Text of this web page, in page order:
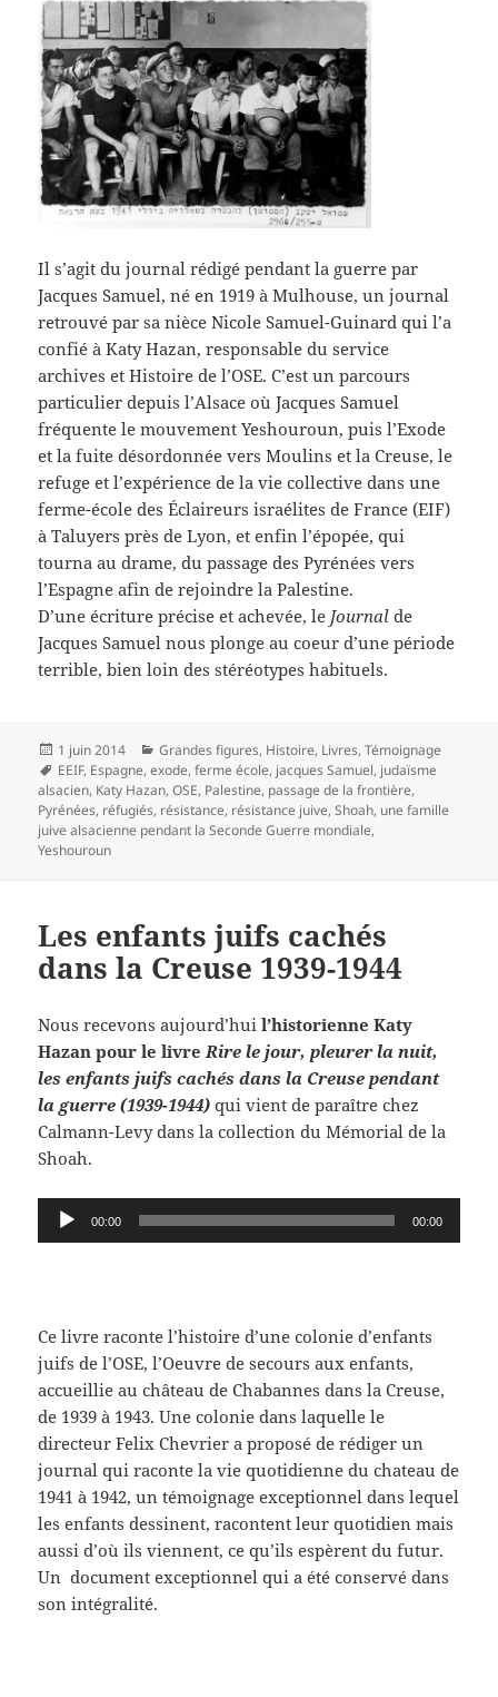
Il s’agit du journal rédigé pendant la guerre par
Jacques Samuel, né en 1919 à Mulhouse, un journal
retrouvé par sa nièce Nicole Samuel-Guinard qui l’a
confié à Katy Hazan, responsable du service
archives et Histoire de l’OSE. C’est un parcours
particulier depuis l’Alsace où Jacques Samuel
fréquente le mouvement Yeshouroun, puisl’Exode
et la fuite désordonnée vers Moulins et la Creuse, le
refuge et l’expérience de la vie collective dans une
ferme-école des Éclaireurs israélites de France (EIF)
à Taluyers près de Lyon, et enfin l’épopée, qui
tourna au drame, du passage des Pyrénées vers
l’Espagne afin de rejoindre la Palestine.
D’une écriture précise et achevée, le Journalde
Jacques Samuel nous plonge au coeur d’une période
terrible, bien loin des stéréotypeshabituels.
Publié
le
1 juin 2014 Catégories
Grandes figures, Histoire, Livres,Témoignage
Mots-
clés
EEIF, Espagne,exode,ferme école, jacques Samuel, judaïsme
alsacien, Katy Hazan,OSE, Palestine, passage de la frontière,
Pyrénées, réfugiés, résistance, résistance juive,Shoah, une famille
juive alsacienne pendant la Seconde Guerre mondiale,
Yeshouroun
Les enfants juifs cachés
dans la Creuse 1939-1944
Nous recevons aujourd’hui l’historienne Katy
Hazan pour le livre Rire le jour, pleurer la nuit,
les enfants juifs cachés dans la Creuse pendant
la guerre (1939-1944) qui vient de paraître chez
Calmann-Levy dans la collection du Mémorial de la
Shoah.
Lecteur 00:00 00:00
Ce livre raconte l’histoire d’une colonie d’enfants
juifs de l’OSE, l’Oeuvre de secours aux enfants,
accueillie au château de Chabannes dans la Creuse,
de 1939 à 1943. Une colonie dans laquelle le
directeur Felix Chevrier a proposé de rédiger un
journal qui raconte la vie quotidienne du chateau de
1941 à 1942, un témoignage exceptionnel dans lequel
les enfants dessinent, racontent leur quotidien mais
aussi d’où ils viennent, ce qu’ils espèrent du futur.
Un document exceptionnel qui a été conservé dans
son intégralité.